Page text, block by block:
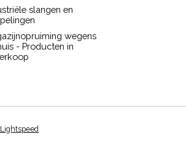
slangen en
wegens
- Producten in
Lightspeed